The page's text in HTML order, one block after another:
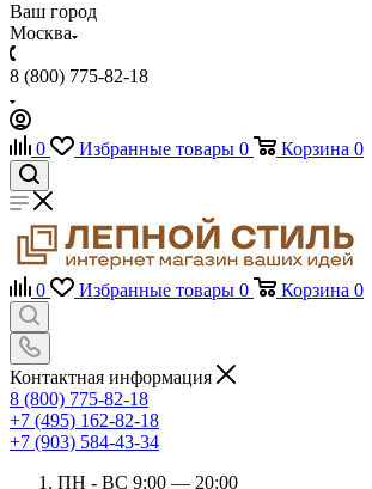
Ваш город
Москва
8 (800) 775-82-18
0 Избранные товары 0 Корзина 0
0 Избранные товары 0 Корзина 0
Контактная информация
8 (800) 775-82-18
+7 (495) 162-82-18
+7 (903) 584-43-34
ПН - ВС 9:00 — 20:00